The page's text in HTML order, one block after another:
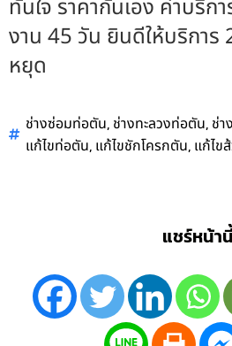
ทันใจ ราคากันเอง ค่าบริก
งาน 45 วัน ยินดีให้บริการ
หยุด
ช่างซ่อมท่อตัน, ช่างทะลวงท่อตัน, ช่า
แก้ไขท่อตัน, แก้ไขชักโครกตัน, แก้ไข
แชร์หน้า